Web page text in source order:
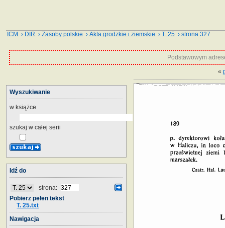
ICM › DIR ›Zasoby polskie ›Akta grodzkie i ziemskie ›T. 25 › strona 327
Podstawowym
«
Wyszukiwanie
w książce
szukaj w całej serii
Idź do
strona:
Pobierz pełen tekst
T. 25.txt
Nawigacja